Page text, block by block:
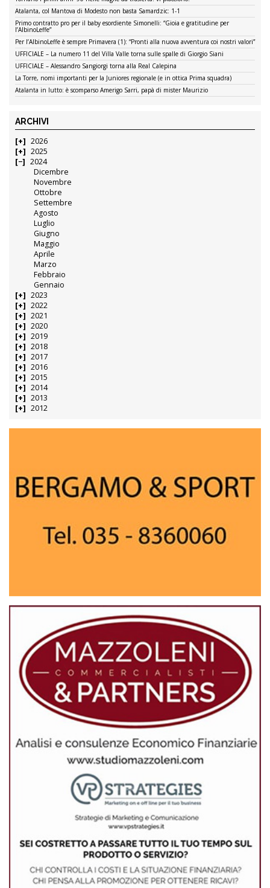
Atalanta, col Mantova di Modesto non basta Samardzic: 1-1
Primo contratto pro per il baby esordiente Simonelli: “Gioia e gratitudine per
l’AlbinoLeffe”
Per l’AlbinoLeffe è sempre Primavera (1): “Pronti alla nuova avventura coi nostri valori”
UFFICIALE – La numero 11 del Villa Valle torna sulle spalle di Giorgio Siani
UFFICIALE – Alessandro Sangiorgi torna alla Real Calepina
La Torre, nomi importanti per la Juniores regionale (e in ottica Prima squadra)
Atalanta in lutto: è scomparso Amerigo Sarri, papà di mister Maurizio
ARCHIVI
2026
2025
2024
Dicembre
Novembre
Ottobre
Settembre
Agosto
Luglio
Giugno
Maggio
Aprile
Marzo
Febbraio
Gennaio
2023
2022
2021
2020
2019
2018
2017
2016
2015
2014
2013
2012